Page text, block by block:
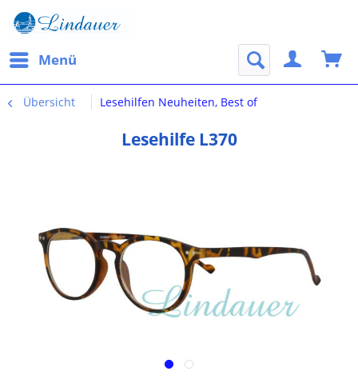
Menü
Übersicht Lesehilfen Neuheiten, Best of
Lesehilfe L370